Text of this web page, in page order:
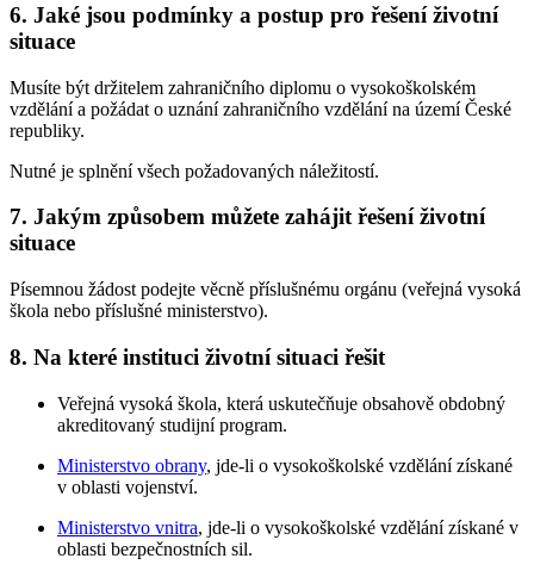
6. Jaké jsou podmínky a postup pro řešení životní
situace
Musíte být držitelem zahraničního diplomu o vysokoškolském
vzdělání a požádat o uznání zahraničního vzdělání na území České
republiky.
Nutné je splnění všech požadovaných náležitostí.
7. Jakým způsobem můžete zahájit řešení životní
situace
Písemnou žádost podejte věcně příslušnému orgánu (veřejná vysoká
škola nebo příslušné ministerstvo).
8. Na které instituci životní situaci řešit
Veřejná vysoká škola, která uskutečňuje obsahově obdobný
akreditovaný studijní program.
Ministerstvo obrany, jde-li o vysokoškolské vzdělání získané
v oblasti vojenství.
Ministerstvo vnitra, jde-li o vysokoškolské vzdělání získané v
oblasti bezpečnostních sil.